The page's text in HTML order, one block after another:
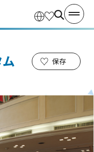
保存